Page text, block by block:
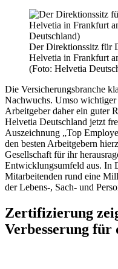
Der Direktionssitz für
Helvetia in Frankfurt
(Foto: Helvetia
Die Versicherungsbranche
Nachwuchs. Umso
Arbeitgeber daher ein guter
Helvetia Deutschland jetzt
Auszeichnung „Top
den besten Arbeitgebern
Gesellschaft für ihr
Entwicklungsumfeld aus. In
Mitarbeitenden rund eine
der Lebens-, Sach- und
Zertifizierung
Verbesserung für